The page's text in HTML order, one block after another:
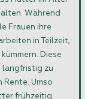
Während
Frauen ihre
in Teilzeit,
Diese
langfristig zu
Umso
frühzeitig